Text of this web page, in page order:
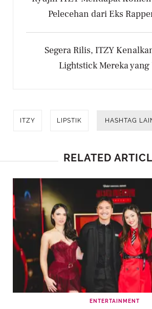
Pelecehan dari Eks
Segera Rilis, ITZY
Lightstick Mereka
ITZY LIPSTIK HASHTAG
RELATED
ENTERTAINMENT